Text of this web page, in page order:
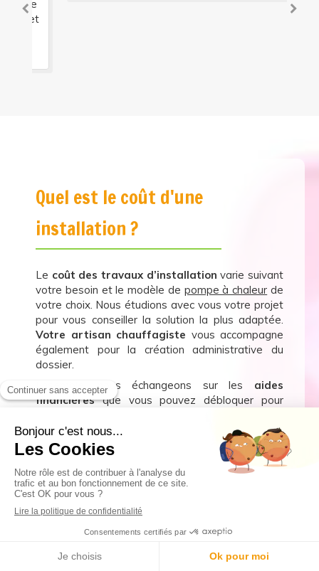
Quel est le coût d'une
installation ?
Le coût des travaux d’installation varie suivant
votre besoin et le modèle de pompe à chaleur de
votre choix. Nous étudions avec vous votre projet
pour vous conseiller la solution la plus adaptée.
Votre artisan chauffagiste vous accompagne
également pour la création administrative du
dossier.
Ensemble, nous échangeons sur les aides
financièresque vous pouvez débloquer pour
entreprise intervient à Nîmes, dans le Gard, et
Montpellier alors n’hésitez pas à nous demander
un devis !
Retour rapide sous 48h
Devis gratuit
Obtenir un devis